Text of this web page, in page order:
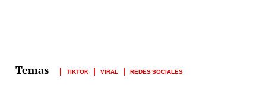
TIKTOK VIRAL REDES SOCIALES